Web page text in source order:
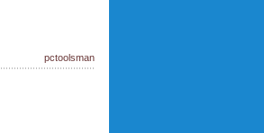
pctoolsman